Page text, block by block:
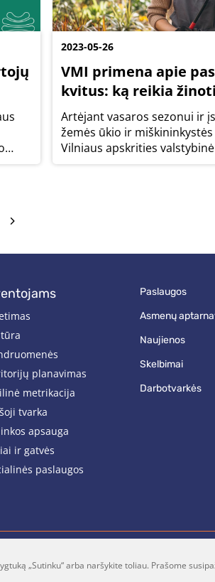
2023-05-26
VMI primena apie
kvitus: ką reikia
Artėjant vasaros sezonui ir
žemės ūkio ir
Vilniaus apskrities
inspekcija (Vilniaus AVMI)
planavimas
metrikacija
tvarka
apsauga
ir gatvės
paslaugos
paslaugos
asmenų
naujienos
skelbimai
darbotvarkės
Prenumerata
„Sutinku“ arba naršykite toliau. Prašome